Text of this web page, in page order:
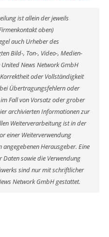
ist allein der jeweils
oben)
auch Urheber des
Bild-, Ton-, Video-, Medien-
News Network GmbH
oder Vollständigkeit
Übertragungsfehlern oder
Fall von Vorsatz oder grober
archivierten Informationen zur
Weiterverarbeitung ist in der
einer Weiterverwendung
Herausgeber. Eine
Daten sowie die Verwendung
sind nur mit schriftlicher
Network GmbH gestattet.